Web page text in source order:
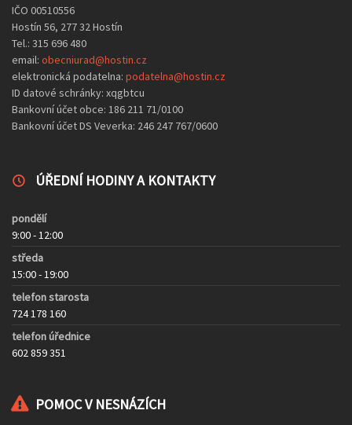
IČO 00510556
Hostín 56, 277 32 Hostín
Tel.: 315 696 480
email: obecniurad@hostin.cz
elektronická podatelna: podatelna@hostin.cz
ID datové schránky: xqgbtcu
Bankovní účet obce: 186 211 71/0100
Bankovní účet DS Veverka: 246 247 767/0600
ÚŘEDNÍ HODINY A KONTAKTY
pondělí
9:00 - 12:00
středa
15:00 - 19:00
telefon starosta
724 178 160
telefon úřednice
602 859 351
POMOC V NESNÁZÍCH